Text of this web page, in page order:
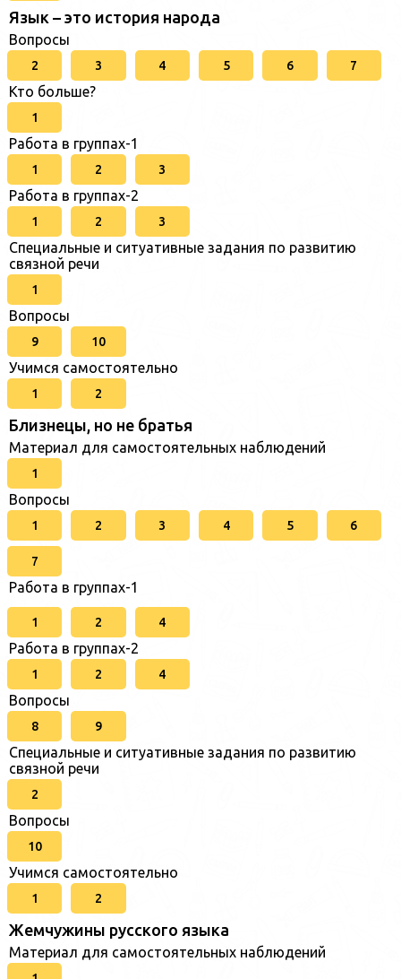
Язык – это история народа
Вопросы
2 3 4 5 6 7
Кто больше?
1
Работа в группах-1
1 2 3
Работа в группах-2
1 2 3
Специальные и ситуативные задания по развитию
связной речи
1
Вопросы
9 10
Учимся самостоятельно
1 2
Близнецы, но не братья
Материал для самостоятельных наблюдений
1
Вопросы
1 2 3 4 5 6
7
Работа в группах-1
1 2 4
Работа в группах-2
1 2 4
Вопросы
8 9
Специальные и ситуативные задания по развитию
связной речи
2
Вопросы
10
Учимся самостоятельно
1 2
Жемчужины русского языка
Материал для самостоятельных наблюдений